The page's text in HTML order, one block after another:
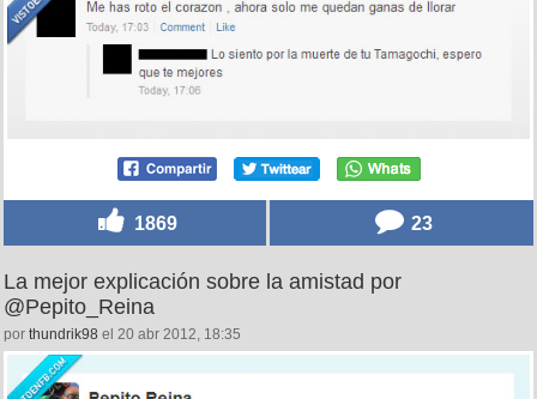
1869 23
La mejor explicación sobre la amistad por
@Pepito_Reina
por thundrik98 el 20 abr 2012, 18:35